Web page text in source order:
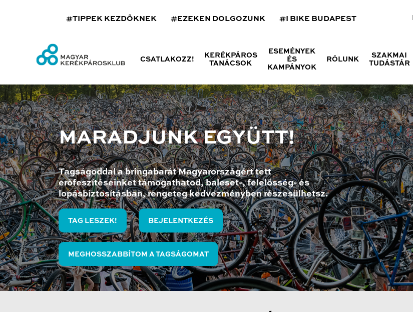
#TIPPEK KEZDŐKNEK #EZEKEN DOLGOZUNK #I BIKE BUDAPEST
CSATLAKOZZ!
KERÉKPÁROS
TANÁCSOK
ESEMÉNYEK
ÉS
KAMPÁNYOK
RÓLUNK
SZAKMAI
TUDÁSTÁR
MARADJUNK EGYÜTT!
Tagságoddal a bringabarát Magyarországért tett
erőfeszítéseinket támogathatod, baleset-, felelősség- és
lopásbiztosításban, rengeteg kedvezményben részesülhetsz.
TAG LESZEK! BEJELENTKEZÉS
MEGHOSSZABBÍTOM A TAGSÁGOMAT